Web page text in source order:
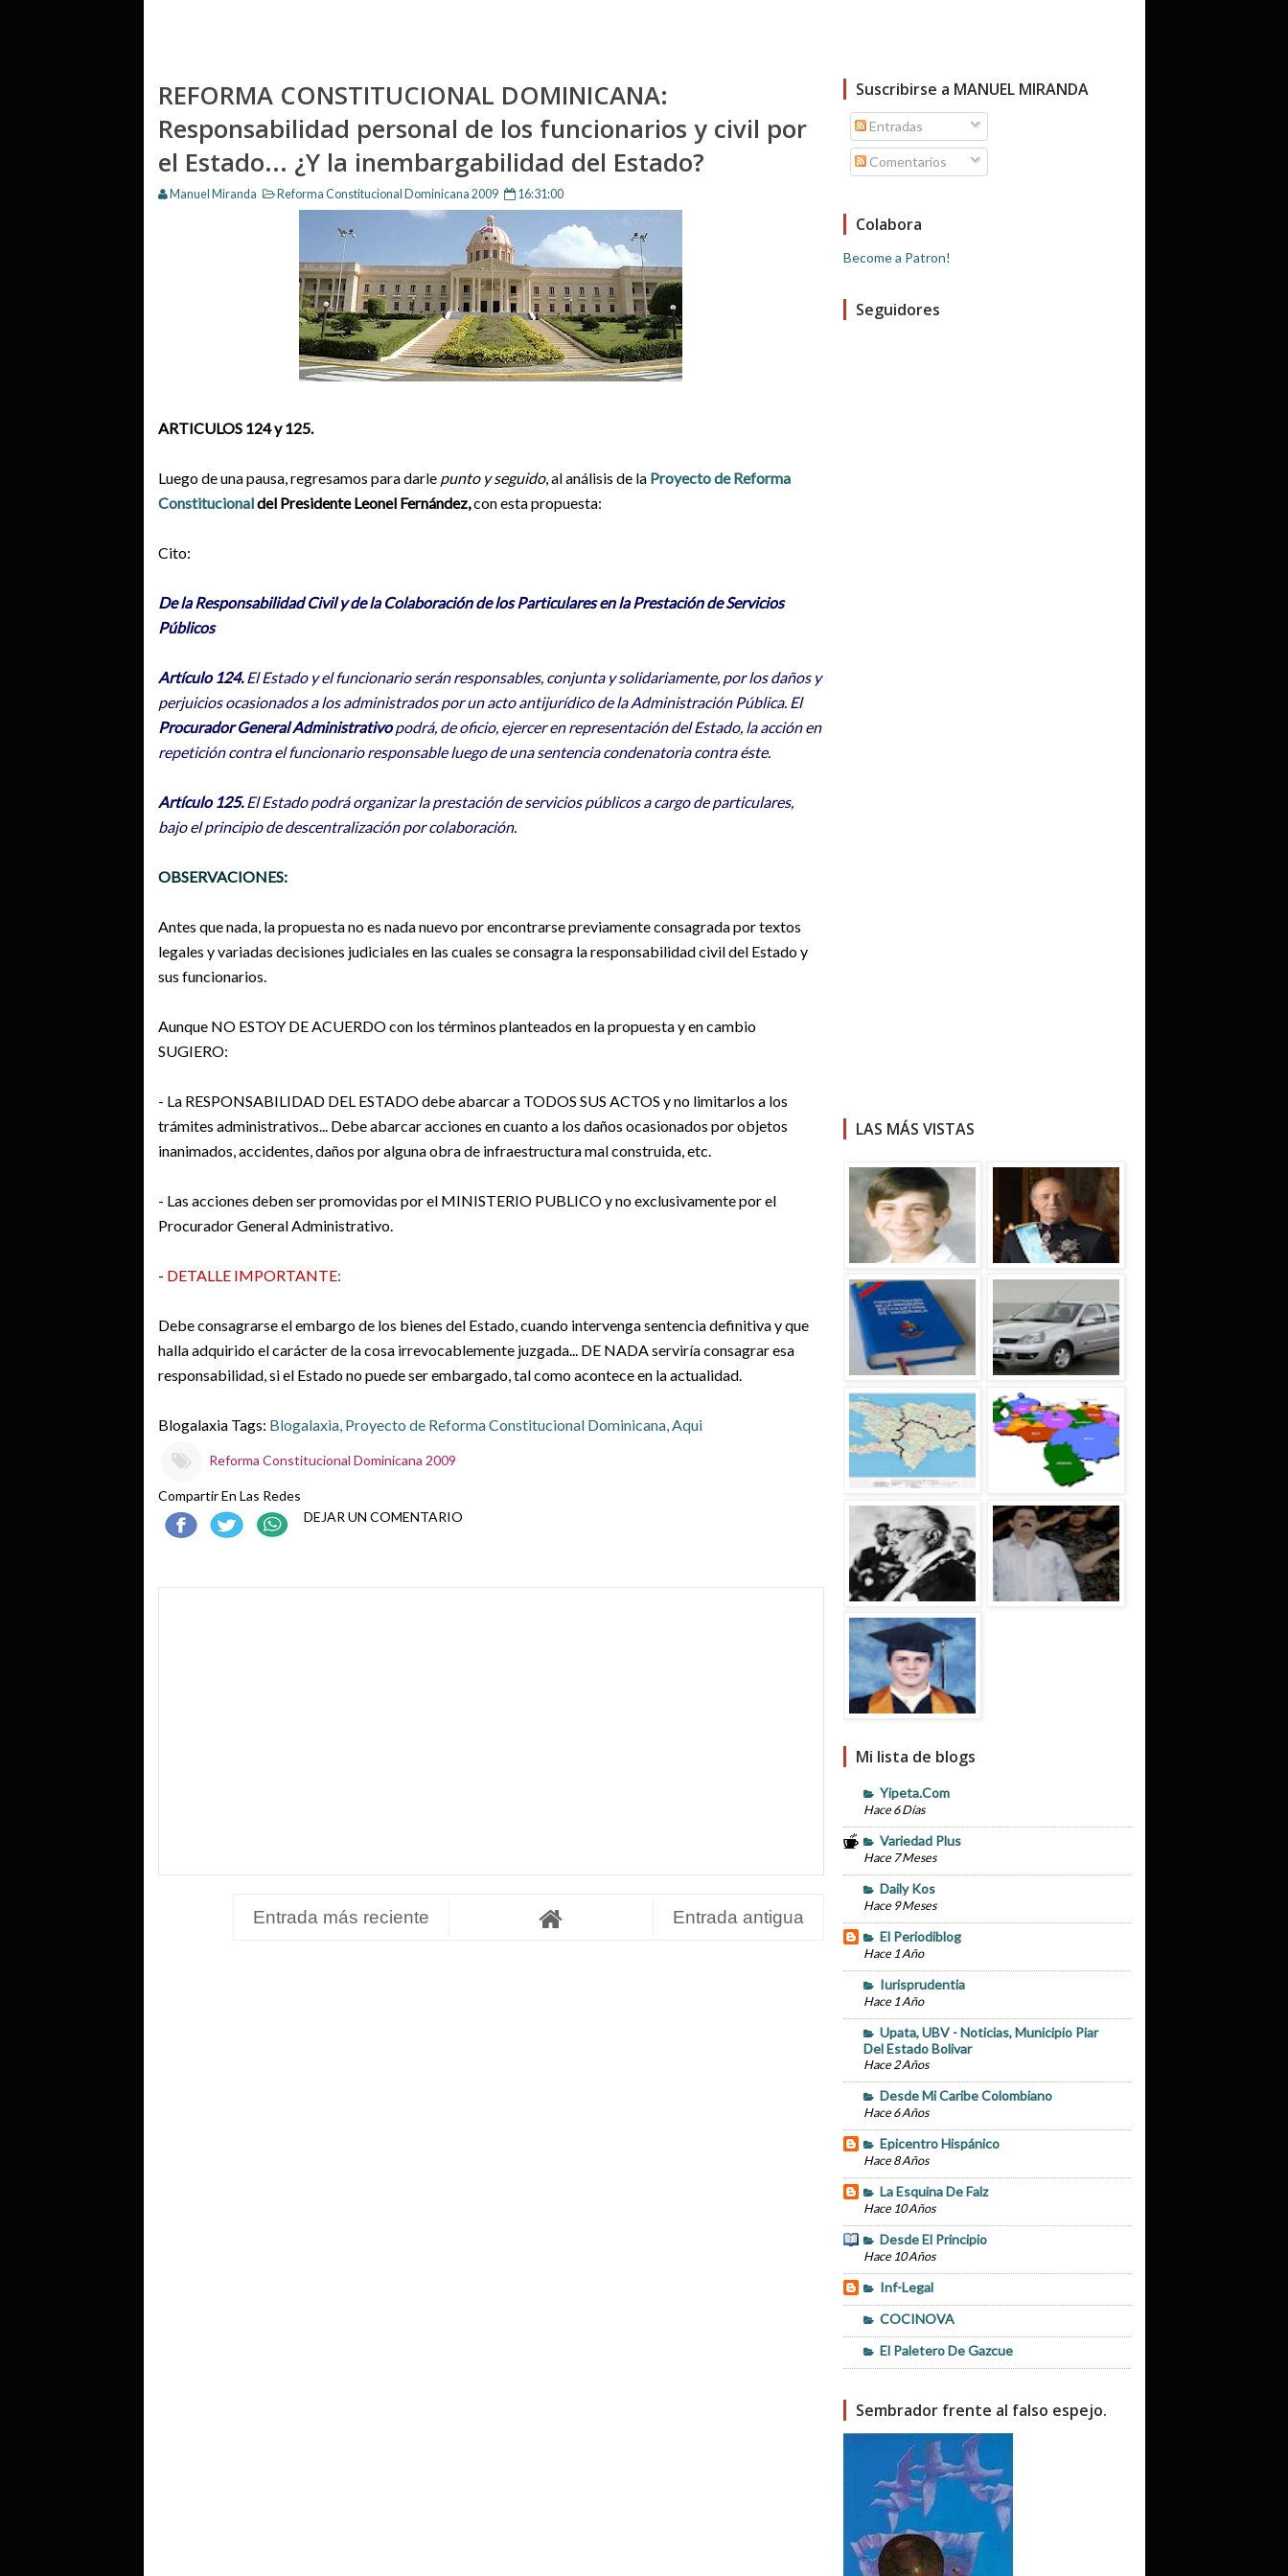
REFORMA CONSTITUCIONAL DOMINICANA:
Responsabilidad personal de los funcionarios y civil por
el Estado... ¿Y la inembargabilidad del Estado?
Manuel Miranda Reforma Constitucional Dominicana 2009 16:31:00
ARTICULOS 124 y 125.
Luego de una pausa, regresamos para darle punto y seguido, al análisis de la Proyecto de Reforma
Constitucionaldel PresidenteLeonel Fernández,con esta propuesta:
Cito:
De la Responsabilidad Civil y de la Colaboración de los Particulares en la Prestación de Servicios
Públicos
Artículo 124.El Estado y el funcionario serán responsables, conjunta y solidariamente, por los daños y
perjuicios ocasionados a los administrados por un acto antijurídico de la Administración Pública. El
Procurador General Administrativopodrá, de oficio, ejercer en representación del Estado, la acción en
repetición contra el funcionario responsable luego de una sentencia condenatoria contra éste.
Artículo 125.El Estado podrá organizar la prestación de servicios públicos a cargo de particulares,
bajo el principio de descentralización por colaboración.
OBSERVACIONES:
Antes que nada, la propuesta no es nada nuevo por encontrarse previamente consagrada por textos
legales y variadas decisiones judiciales en las cuales se consagra la responsabilidad civil del Estado y
sus funcionarios.
Aunque NO ESTOY DE ACUERDO con los términos planteados en la propuesta y en cambio
SUGIERO:
- La RESPONSABILIDAD DEL ESTADO debe abarcar a TODOS SUS ACTOS y no limitarlos a los
trámites administrativos... Debe abarcar acciones en cuanto a los daños ocasionados por objetos
inanimados, accidentes, daños por alguna obra de infraestructura mal construida, etc.
- Las acciones deben ser promovidas por el MINISTERIO PUBLICO y no exclusivamente por el
Procurador General Administrativo.
- DETALLE IMPORTANTE:
Debe consagrarse el embargo de los bienes del Estado, cuando intervenga sentencia definitiva y que
halla adquirido el carácter de la cosa irrevocablemente juzgada... DE NADA serviría consagrar esa
responsabilidad, si el Estado no puede ser embargado, tal como acontece en la actualidad.
Blogalaxia Tags: Blogalaxia, Proyecto de Reforma Constitucional Dominicana,Aqui
Reforma Constitucional Dominicana 2009
Compartir En Las Redes
DEJAR UN COMENTARIO
Entrada más reciente Entrada antigua
Suscribirse a MANUEL MIRANDA
Entradas
Comentarios
Colabora
Become a Patron!
Seguidores
LAS MÁS VISTAS
Mi lista de blogs
Yipeta.com
Hace 6 Días
Variedad Plus
Hace 7 Meses
Daily Kos
Hace 9 Meses
El Periodiblog
Hace 1 Año
Iurisprudentia
Hace 1 Año
Upata, UBV - Noticias, Municipio Piar
Del Estado Bolivar
Hace 2 Años
Desde Mi Caribe Colombiano
Hace 6 Años
Epicentro Hispánico
Hace 8 Años
La Esquina De Falz
Hace 10 Años
Desde El Principio
Hace 10 Años
Inf-Legal
COCINOVA
El Paletero De Gazcue
Sembrador frente al falso espejo.